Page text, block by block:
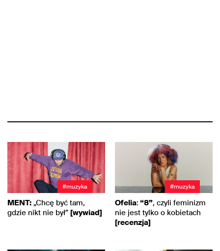
#muzyka
MENT: „Chcę być tam,
gdzie nikt nie był” [wywiad]
#muzyka
Ofelia: “8”, czyli feminizm
nie jest tylko o kobietach
[recenzja]